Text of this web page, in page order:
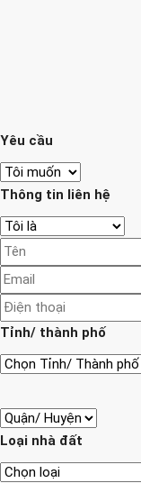
Yêu cầu
Thông tin liên hệ
Tỉnh/ thành phố
Loại nhà đất